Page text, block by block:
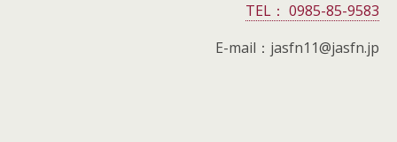
TEL： 0985-85-9583
E-mail：jasfn11@jasfn.jp